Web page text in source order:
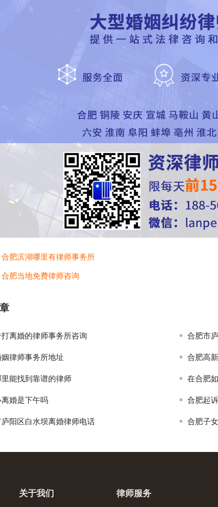
合肥滨湖哪里有律师事务所
合肥当地免费律师咨询
离婚的律师事务所咨询 合肥市
律师事务所地址 合肥高
能找到靠谱的律师 在合肥
婚是下午吗 合肥起
阳区白水坝离婚律师电话 合肥子
关于我们 律师服务